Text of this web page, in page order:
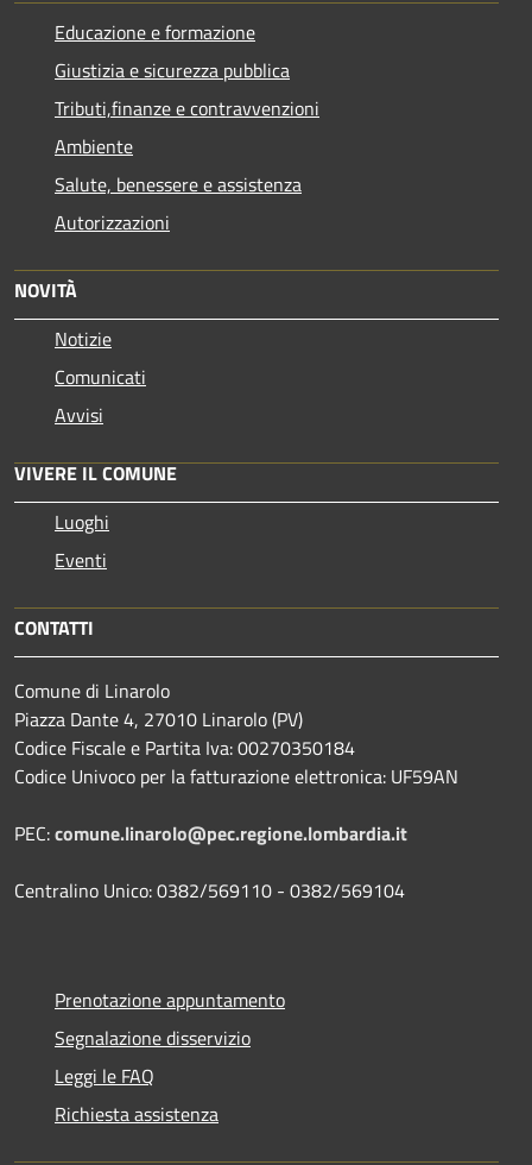
Educazione e formazione
Giustizia e sicurezza pubblica
Tributi,finanze e contravvenzioni
Ambiente
Salute, benessere e assistenza
Autorizzazioni
NOVITÀ
Notizie
Comunicati
Avvisi
VIVERE IL COMUNE
Luoghi
Eventi
CONTATTI
Comune di Linarolo
Piazza Dante 4, 27010 Linarolo (PV)
Codice Fiscale e Partita Iva: 00270350184
Codice Univoco per la fatturazione elettronica: UF59AN
PEC:comune.linarolo@pec.regione.lombardia.it
Centralino Unico: 0382/569110 - 0382/569104
Prenotazione appuntamento
Segnalazione disservizio
Leggi le FAQ
Richiesta assistenza